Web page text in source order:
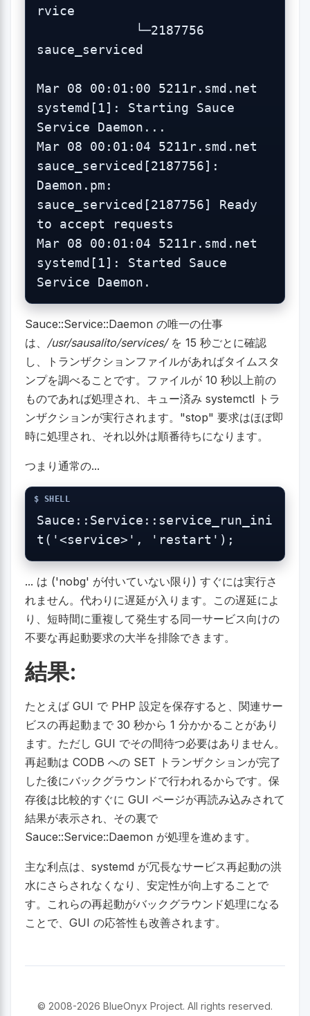
rvice
sauce_serviced
Mar 08 00:01:00 5211r.smd.net
systemd[1]: Starting Sauce
Service Daemon...
Mar 08 00:01:04 5211r.smd.net
sauce_serviced[2187756]:
Daemon.pm:
sauce_serviced[2187756] Ready
to accept requests
Mar 08 00:01:04 5211r.smd.net
systemd[1]: Started Sauce
Sauce::Service::Daemon の唯一の仕事
は、 /usr/sausalito/services/を 15 秒ごとに確認
し、トランザクションファイルがあればタイムスタ
ンプを調べることです。ファイルが 10 秒以上前の
ものであれば処理され、キュー済み systemctl トラ
ンザクションが実行されます。"stop" 要求はほぼ即
時に処理され、それ以外は順番待ちになります。
つまり通常の...
Sauce::Service::service_run_ini
t('<service>', 'restart');
... は ('nobg' が付いていない限り) すぐには実行さ
れません。代わりに遅延が入ります。この遅延によ
り、短時間に重複して発生する同一サービス向けの
不要な再起動要求の大半を排除できます。
結果:
たとえば GUI で PHP 設定を保存すると、関連サー
ビスの再起動まで 30 秒から 1 分かかることがあり
ます。ただし GUI でその間待つ必要はありません。
再起動は CODB への SET トランザクションが完了
した後にバックグラウンドで行われるからです。保
存後は比較的すぐに GUI ページが再読み込みされて
結果が表示され、その裏で
Sauce::Service::Daemon が処理を進めます。
主な利点は、systemd が冗長なサービス再起動の洪
水にさらされなくなり、安定性が向上することで
す。これらの再起動がバックグラウンド処理になる
ことで、GUI の応答性も改善されます。
© 2008-2026 BlueOnyx Project. All rights reserved.